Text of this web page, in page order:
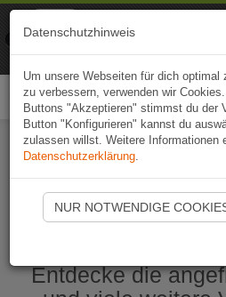
Naviki App
Entdecke die
Datenschutzhinweis
Um unsere Webseiten für dich optimal
zu verbessern, verwenden wir
Buttons "Akzeptieren" stimmst du der
Button "Konfigurieren" kannst du
zulassen willst. Weitere Informationen
Datenschutzerklärung.
NUR NOTWENDIGE
Naviki